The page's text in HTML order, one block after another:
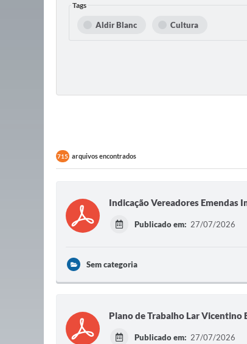
Tags
Aldir Blanc Cultura
715 arquivos encontrados
Indicação Vereadores Emendas
Publicado em: 27/07/2026
Sem categoria
Plano de Trabalho Lar Vicentino
Publicado em: 27/07/2026